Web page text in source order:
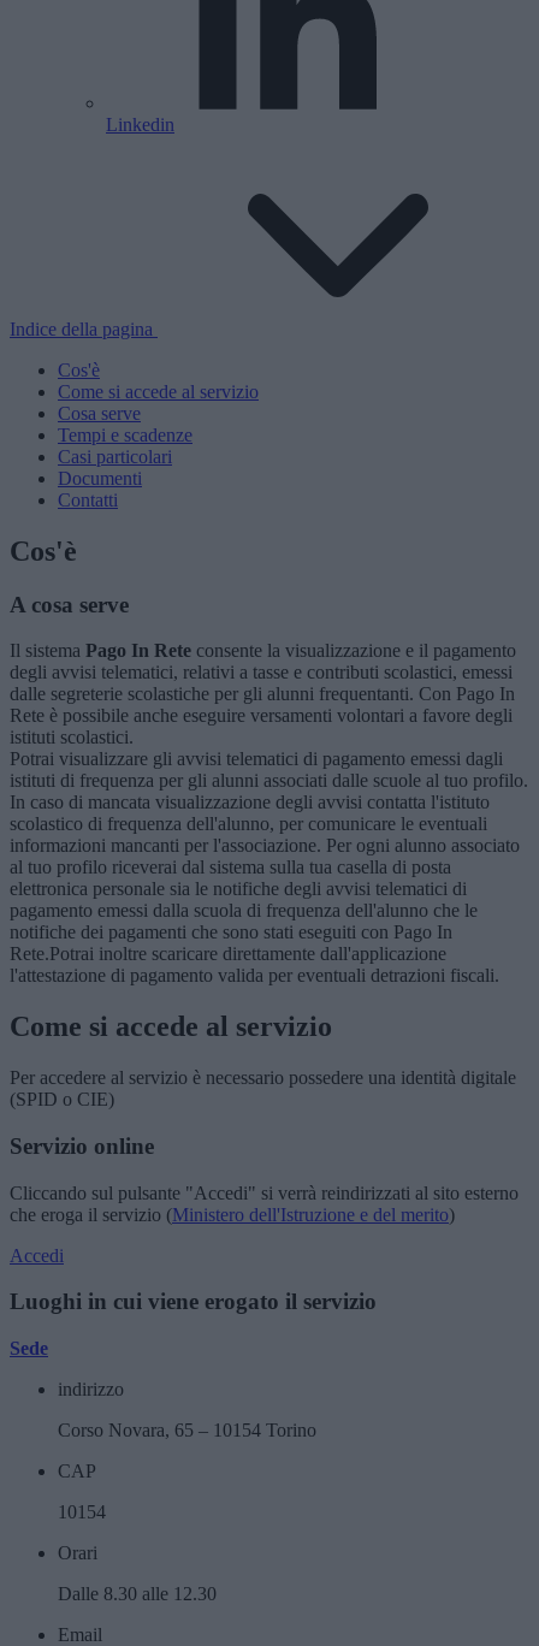
Linkedin
Indice della pagina
Cos'è
Come si accede al servizio
Cosa serve
Tempi e scadenze
Casi particolari
Documenti
Contatti
Cos'è
A cosa serve
Il sistema Pago In Rete consente la visualizzazione e il pagamento
degli avvisi telematici, relativi a tasse e contributi scolastici, emessi
dalle segreterie scolastiche per gli alunni frequentanti. Con Pago In
Rete è possibile anche eseguire versamenti volontari a favore degli
istituti scolastici.
Potrai visualizzare gli avvisi telematici di pagamento emessi dagli
istituti di frequenza per gli alunni associati dalle scuole al tuo profilo.
In caso di mancata visualizzazione degli avvisi contatta l'istituto
scolastico di frequenza dell'alunno, per comunicare le eventuali
informazioni mancanti per l'associazione. Per ogni alunno associato
al tuo profilo riceverai dal sistema sulla tua casella di posta
elettronica personale sia le notifiche degli avvisi telematici di
pagamento emessi dalla scuola di frequenza dell'alunno che le
notifiche dei pagamenti che sono stati eseguiti con Pago In
Rete.Potrai inoltre scaricare direttamente dall'applicazione
l'attestazione di pagamento valida per eventuali detrazioni fiscali.
Come si accede al servizio
Per accedere al servizio è necessario possedere una identità digitale
(SPID o CIE)
Servizio online
Cliccando sul pulsante "Accedi" si verrà reindirizzati al sito esterno
che eroga il servizio (Ministero dell'Istruzione e del merito)
Accedi
Luoghi in cui viene erogato il servizio
Sede
indirizzo
Corso Novara, 65 – 10154 Torino
CAP
10154
Orari
Dalle 8.30 alle 12.30
Email